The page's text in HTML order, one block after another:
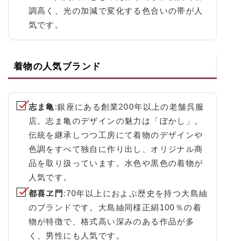
調高く、光の加減で変化する色合いの帯が人
気です。
着物の人気ブランド
志ま亀:銀座にある創業200年以上の老舗呉服
店。志ま亀のデザインの魅力は「ぼかし」。
伝統を継承しつつ工房にて着物のデザインや
色調をすべて独自に作り出し、オリジナル商
品を取り扱っています。水色や黒色の着物が
人気です。
都喜ヱ門 :70年以上におよぶ歴史を持つ大島紬
のブランドです。大島紬同様正絹100％の着
物が特徴で、格式高い深みのある作品が多
く、男性にも人気です。